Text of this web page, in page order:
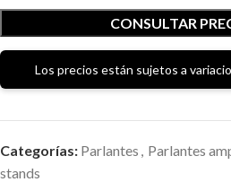
CONSULTAR
Los precios están sujetos a
Categorías: Parlantes Parlantes
stands